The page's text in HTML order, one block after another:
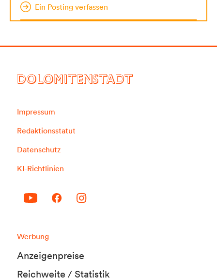
Ein Posting verfassen
DOLOMITENSTADT
Impressum
Redaktionsstatut
Datenschutz
KI-Richtlinien
Werbung
Anzeigenpreise
Reichweite / Statistik